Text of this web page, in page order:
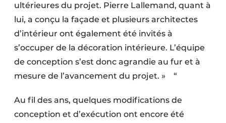
ultérieures du projet. Pierre Lallemand, quant à
lui, a conçu la façade et plusieurs architectes
d’intérieur ont également été invités à
s’occuper de la décoration intérieure. L’équipe
de conception s’est donc agrandie au fur et à
mesure de l’avancement du projet. » “
Au fil des ans, quelques modifications de
conception et d’exécution ont encore été